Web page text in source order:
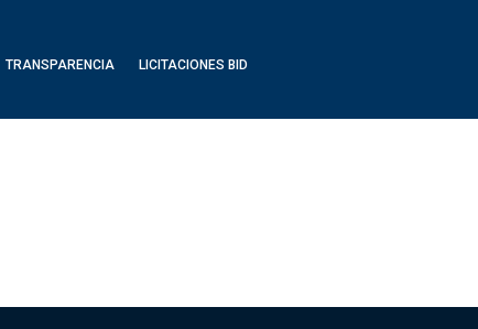
TRANSPARENCIA LICITACIONES BID